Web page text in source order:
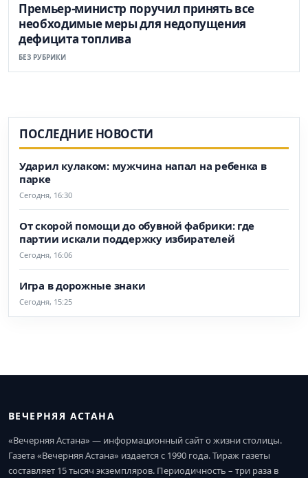
Премьер-министр поручил принять все
необходимые меры для недопущения
дефицита топлива
БЕЗ РУБРИКИ
ПОСЛЕДНИЕ НОВОСТИ
Ударил кулаком: мужчина напал на ребенка в
парке
Сегодня, 16:30
От скорой помощи до обувной фабрики: где
партии искали поддержку избирателей
Сегодня, 16:06
Игра в дорожные знаки
Сегодня, 15:25
ВЕЧЕРНЯЯ АСТАНА
«Вечерняя Астана» — информационный сайт о жизни столицы.
Газета «Вечерняя Астана» издается с 1990 года. Тираж газеты
составляет 15 тысяч экземпляров. Периодичность – три раза в